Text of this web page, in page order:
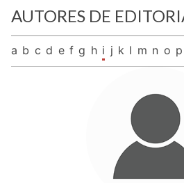
AUTORES DE
a b c d e f g h i j k l m n o p